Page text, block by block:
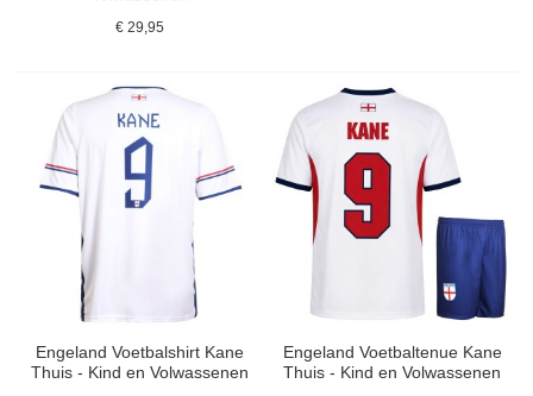
€ 29,95
Engeland Voetbalshirt Kane
Thuis - Kind en Volwassenen
Engeland Voetbaltenue Kane
Thuis - Kind en Volwassenen